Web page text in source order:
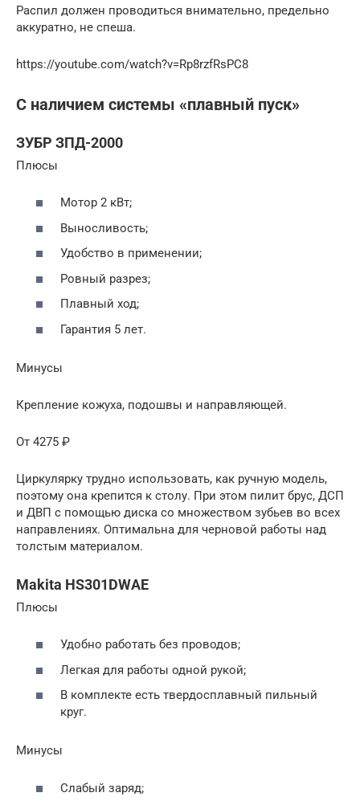
Распил должен проводиться внимательно, предельно
аккуратно, не спеша.
https://youtube.com/watch?v=Rp8rzfRsPC8
С наличием системы «плавный пуск»
ЗУБР ЗПД-2000
Плюсы
Мотор 2 кВт;
Выносливость;
Удобство в применении;
Ровный разрез;
Плавный ход;
Гарантия 5 лет.
Минусы
Крепление кожуха, подошвы и направляющей.
От 4275 ₽
Циркулярку трудно использовать, как ручную модель,
поэтому она крепится к столу. При этом пилит брус, ДСП
и ДВП с помощью диска со множеством зубьев во всех
направлениях. Оптимальна для черновой работы над
толстым материалом.
Makita HS301DWAE
Плюсы
Удобно работать без проводов;
Легкая для работы одной рукой;
В комплекте есть твердосплавный пильный
круг.
Минусы
Слабый заряд;